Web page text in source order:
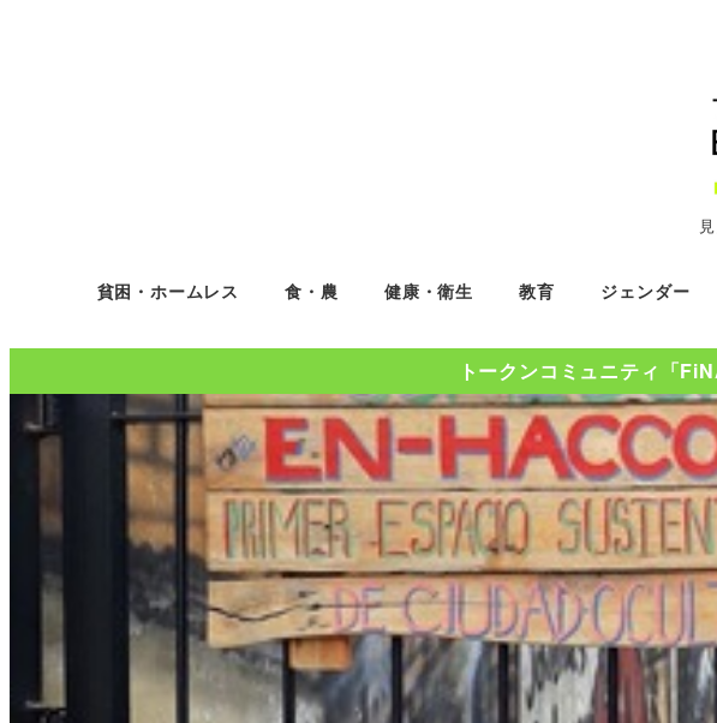
貧困・ホームレス 食・農 健康・衛生 教育 ジェンダー
トークンコミュニティ「